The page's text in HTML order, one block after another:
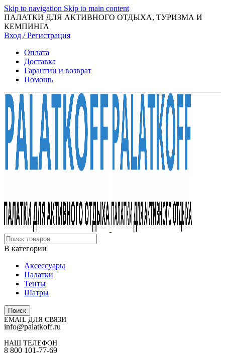
Skip to navigation Skip to main content
ПАЛАТКИ ДЛЯ АКТИВНОГО ОТДЫХА, ТУРИЗМА И
КЕМПИНГА
Вход / Регистрация
Оплата
Доставка
Гарантии и возврат
Помощь
В категории
Аксессуары
Палатки
Тенты
Шатры
Поиск
EMAIL ДЛЯ СВЯЗИ
info@palatkoff.ru
НАШ ТЕЛЕФОН
8 800 101-77-69